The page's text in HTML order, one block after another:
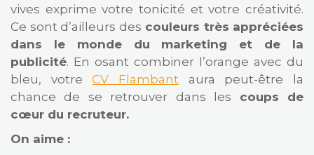
vives exprime votre tonicité et votre créativité.
Ce sont d’ailleurs des couleurs très appréciées
dans le monde du marketing et de la
publicité. En osant combiner l’orange avec du
bleu, votreCV Flambant aura peut-être la
chance de se retrouver dans les coups de
cœur du recruteur.
On aime :